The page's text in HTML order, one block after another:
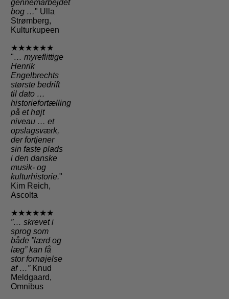
gennemarbejdet
bog …" Ulla
Strømberg,
Kulturkupeen
★★★★★★
"… myreflittige
Henrik
Engelbrechts
største bedrift
til dato …
historiefortælling
på et højt
niveau … et
opslagsværk,
der fortjener
sin faste plads
i den danske
musik- og
kulturhistorie."
Kim Reich,
Ascolta
★★★★★★
”… skrevet i
sprog som
både ”lærd og
læg” kan få
stor fornøjelse
af …”Knud
Meldgaard,
Omnibus